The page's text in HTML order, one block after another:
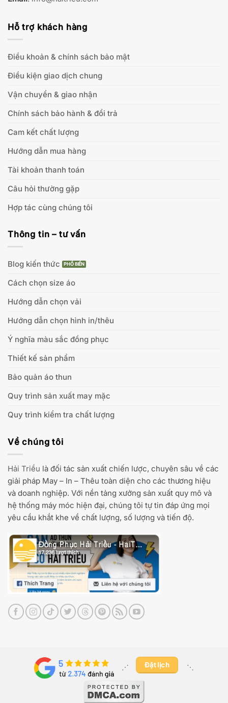
Hỗ trợ khách hàng
Điều khoản & chính sách bảo mật
Điều kiện giao dịch chung
Vận chuyển & giao nhận
Chính sách bảo hành & đổi trả
Cam kết chất lượng
Hướng dẫn mua hàng
Tài khoản thanh toán
Câu hỏi thường gặp
Hợp tác cùng chúng tôi
Thông tin – tư vấn
Blog kiến thức
Cách chọn size áo
Hướng dẫn chọn vải
Hướng dẫn chọn hình in/thêu
Ý nghĩa màu sắc đồng phục
Thiết kế sản phẩm
Bảo quản áo thun
Quy trình sản xuất may mặc
Quy trình kiểm tra chất lượng
Về chúng tôi
Hải Triều là đối tác sản xuất chiến lược, chuyên sâu về các
giải pháp May – In – Thêu toàn diện cho các thương hiệu
và doanh nghiệp. Với nền tảng xưởng sản xuất quy mô và
hệ thống máy móc hiện đại, chúng tôi tự tin đáp ứng mọi
yêu cầu khắt khe về chất lượng, số lượng và tiến độ.
⋰ ​ Đặt lịch ⋱